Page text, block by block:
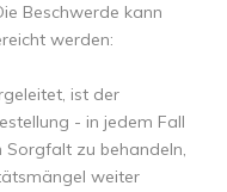
Beschwerde kann
werden:
ist der
- in jedem Fall
zu behandeln,
weiter